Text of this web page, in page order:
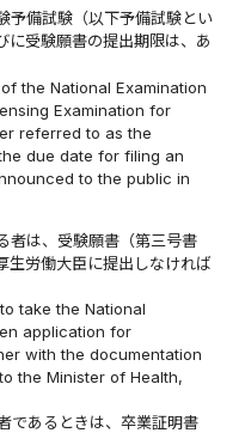
予備試験（以下予備試験とい
に受験願書の提出期限は、あ
the National Examination
Examination for
referred to as the
due date for filing an
to the public in
者は、受験願書（第三号書
生労働大臣に提出しなければ
take the National
application for
with the documentation
the Minister of Health,
であるときは、卒業証明書